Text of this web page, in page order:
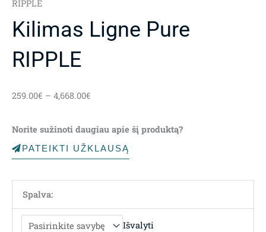
RIPPLE
Kilimas Ligne Pure
RIPPLE
259.00€ – 4,668.00€
through
4,668.00€
Norite sužinoti daugiau apie šį produktą?
PATEIKTI UŽKLAUSĄ
Spalva:
Išvalyti